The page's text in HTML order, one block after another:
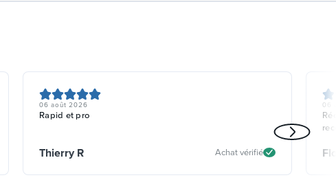
06 août 2026
Rapid et pro
Thierry R Achat vérifié
06